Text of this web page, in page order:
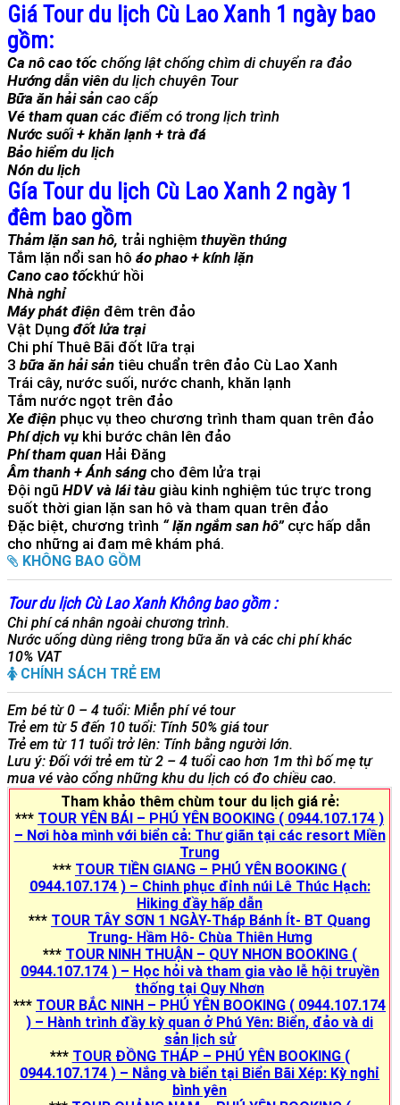
Giá Tour du lịch Cù Lao Xanh 1 ngày bao
gồm:
Ca nô cao tốc chống lật chống chìm di chuyển ra đảo
Hướng dẫn viên du lịch chuyên Tour
Bữa ăn hải sản cao cấp
Vé tham quan các điểm có trong lịch trình
Nước suối + khăn lạnh + trà đá
Bảo hiểm du lịch
Nón du lịch
Gía Tour du lịch Cù Lao Xanh 2 ngày 1
đêm bao gồm
Thảm lặn san hô, trải nghiệm thuyền thúng
Tắm lặn nổi san hô áo phao + kính lặn
Cano cao tốckhứ hồi
Nhà nghỉ
Máy phát điện đêm trên đảo
Vật Dụng đốt lửa trại
Chi phí Thuê Bãi đốt lữa trại
3 bữa ăn hải sản tiêu chuẩn trên đảo Cù Lao Xanh
Trái cây, nước suối, nước chanh, khăn lạnh
Tắm nước ngọt trên đảo
Xe điện phục vụ theo chương trình tham quan trên đảo
Phí dịch vụ khi bước chân lên đảo
Phí tham quan Hải Đăng
Âm thanh + Ánh sáng cho đêm lửa trại
Đội ngũ HDV và lái tàu giàu kinh nghiệm túc trực trong
suốt thời gian lặn san hô và tham quan trên đảo
Đặc biệt, chương trình “ lặn ngắm san hô”cực hấp dẫn
cho những ai đam mê khám phá.
KHÔNG BAO GỒM
Tour du lịch Cù Lao Xanh Không bao gồm :
Chi phí cá nhân ngoài chương trình.
Nước uống dùng riêng trong bữa ăn và các chi phí khác
10% VAT
CHÍNH SÁCH TRẺ EM
Em bé từ 0 – 4 tuổi: Miễn phí vé tour
Trẻ em từ 5 đến 10 tuổi: Tính 50% giá tour
Trẻ em từ 11 tuổi trở lên: Tính bằng người lớn.
Lưu ý: Đối với trẻ em từ 2 – 4 tuổi cao hơn 1m thì bố mẹ tự
mua vé vào cổng những khu du lịch có đo chiều cao.
Tham khảo thêm chùm tour du lịch giá rẻ:
*** TOUR YÊN BÁI – PHÚ YÊN BOOKING ( 0944.107.174 )
– Nơi hòa mình với biển cả: Thư giãn tại các resort Miền
Trung
*** TOUR TIỀN GIANG – PHÚ YÊN BOOKING (
0944.107.174 ) – Chinh phục đỉnh núi Lê Thúc Hạch:
Hiking đầy hấp dẫn
*** TOUR TÂY SƠN 1 NGÀY-Tháp Bánh Ít- BT Quang
Trung- Hầm Hô- Chùa Thiên Hưng
*** TOUR NINH THUẬN – QUY NHƠN BOOKING (
0944.107.174 ) – Học hỏi và tham gia vào lễ hội truyền
thống tại Quy Nhơn
*** TOUR BẮC NINH – PHÚ YÊN BOOKING ( 0944.107.174
) – Hành trình đầy kỳ quan ở Phú Yên: Biển, đảo và di
sản lịch sử
*** TOUR ĐỒNG THÁP – PHÚ YÊN BOOKING (
0944.107.174 ) – Nắng và biển tại Biển Bãi Xép: Kỳ nghỉ
bình yên